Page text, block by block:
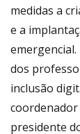
medidas a
e a
dos
inclusão
coordenador
presidente